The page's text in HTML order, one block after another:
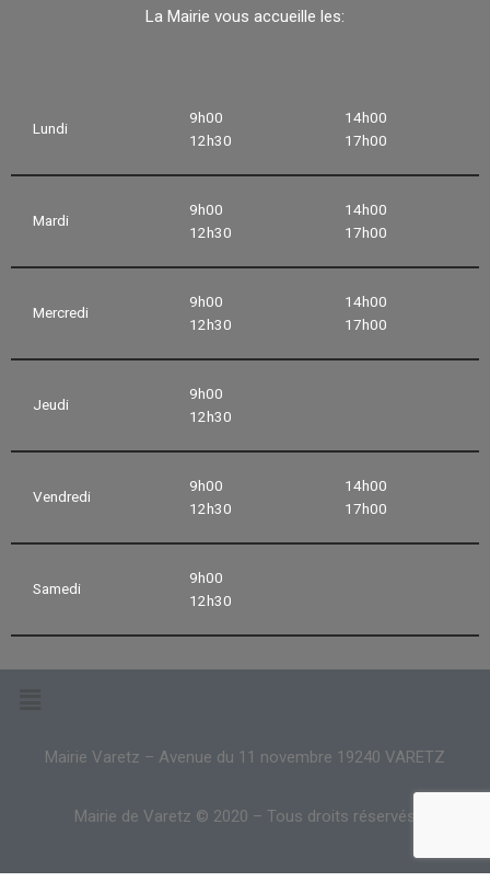
La Mairie vous accueille les:
Lundi
9h00
12h30
14h00
17h00
Mardi
9h00
12h30
14h00
17h00
Mercredi
9h00
12h30
14h00
17h00
Jeudi
9h00
12h30
Vendredi
9h00
12h30
14h00
17h00
Samedi
9h00
12h30
Mairie Varetz – Avenue du 11 novembre 19240 VARETZ
Mairie de Varetz © 2020 – Tous droits réservés